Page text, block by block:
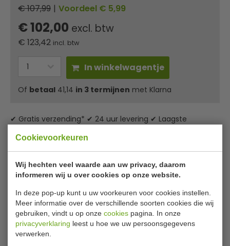
Cookievoorkeuren
Wij hechten veel waarde aan uw privacy, daarom
informeren wij u over cookies op onze website.
In deze pop-up kunt u uw voorkeuren voor cookies instellen.
Meer informatie over de verschillende soorten cookies die wij
gebruiken, vindt u op onze cookies pagina. In onze
privacyverklaring leest u hoe we uw persoonsgegevens
verwerken.
€ 107,99 | Voordeel € 5,99
€ 102,00 excl. btw
€ 123,42 incl. btw
In winkelwagentje
Of betaal 41,14 in 3 termijnen met Klarna
✔ Gratis verzending* ✔ 24 uur levering ✔ Laagste
Vogue RVS kookpan hoog model 20,5
liter
RVS pannen van Vogue bieden uitstekende, professionele
kwaliteit en zijn ons best verkopende assortiment. Ze zijn
gemaakt van hoge kwaliteit, stevig 18/10 RVS, waardoor ze
zeer duurzaam zijn, en voorzien van koelblijvende, gelaste